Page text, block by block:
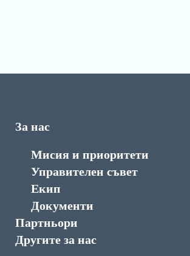
За нас
Мисия и приоритети
Управителен съвет
Екип
Документи
Партньори
Другите за нас